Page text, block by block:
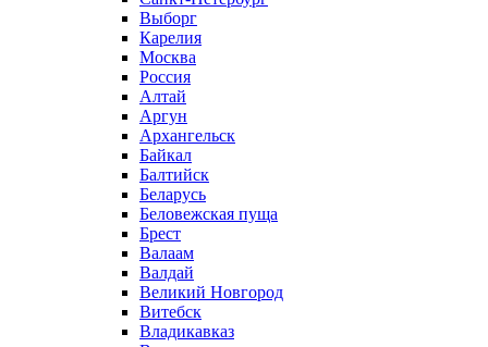
Выборг
Карелия
Москва
Россия
Алтай
Аргун
Архангельск
Байкал
Балтийск
Беларусь
Беловежская пуща
Брест
Валаам
Валдай
Великий Новгород
Витебск
Владикавказ